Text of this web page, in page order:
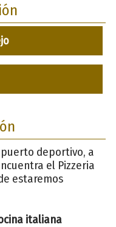
puerto deportivo, a
el Pizzeria
estaremos
italiana